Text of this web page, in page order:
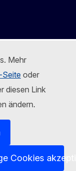
Mehr
oder
diesen Link
ändern.
Cookies